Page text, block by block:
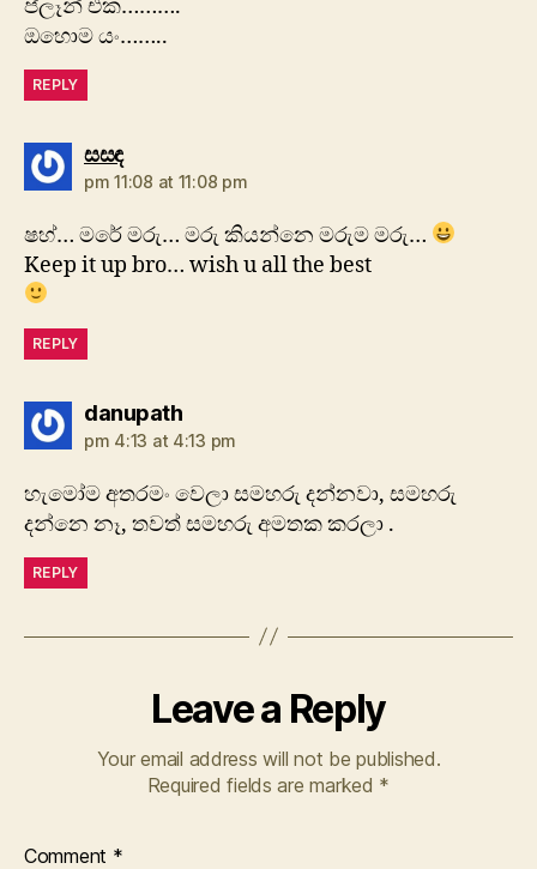
ප්ලෑන් එක……….
ඔහොම යං……..
REPLY
සසඳsays:
pm 11:08 at 11:08 pm
ෂහ්… මරේ මරු… මරු කියන්නෙ මරුම මරු…
Keep it up bro… wish u all the best
REPLY
danupathsays:
pm 4:13 at 4:13 pm
හැමෝම අතරමං වෙලා සමහරු දන්නවා, සමහරු
දන්නෙ නෑ, තවත් සමහරු අමතක කරලා .
REPLY
Leave a Reply
Your email address will not be published.
Required fields are marked *
Comment *